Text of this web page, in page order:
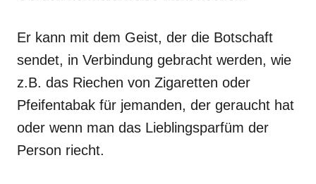
Er kann mit dem Geist, der die Botschaft
sendet, in Verbindung gebracht werden, wie
z.B. das Riechen von Zigaretten oder
Pfeifentabak für jemanden, der geraucht hat
oder wenn man das Lieblingsparfüm der
Person riecht.